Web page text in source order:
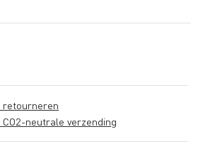
retourneren
CO2-neutrale verzending